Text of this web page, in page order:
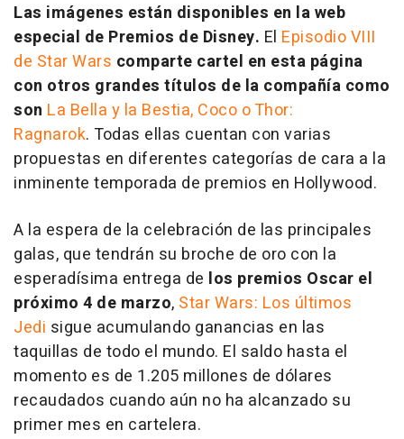
Las imágenes están disponibles en la web
especial de Premios de Disney. El Episodio VIII
de Star Wars comparte cartel en esta página
con otros grandes títulos de la compañía como
son La Bella y la Bestia, Coco o Thor:
Ragnarok. Todas ellas cuentan con varias
propuestas en diferentes categorías de cara a la
inminente temporada de premios en Hollywood.
A la espera de la celebración de las principales
galas, que tendrán su broche de oro con la
esperadísima entrega de los premios Oscar el
próximo 4 de marzo, Star Wars: Los últimos
Jedi sigue acumulando ganancias en las
taquillas de todo el mundo. El saldo hasta el
momento es de 1.205 millones de dólares
recaudados cuando aún no ha alcanzado su
primer mes en cartelera.